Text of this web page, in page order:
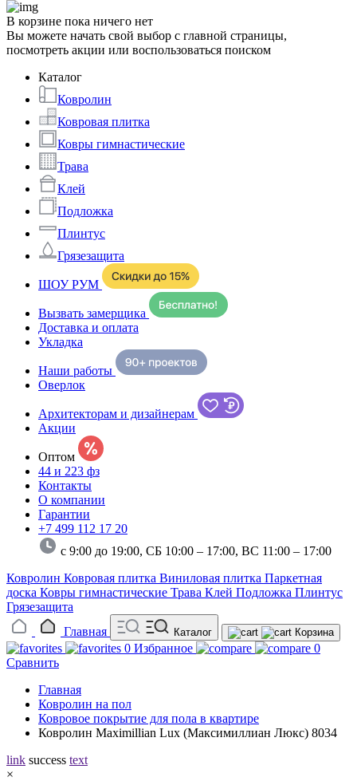
В корзине пока ничего нет
Вы можете начать свой выбор с главной страницы,
посмотреть акции или воспользоваться поиском
Каталог
Ковролин
Ковровая плитка
Ковры гимнастические
Трава
Клей
Подложка
Плинтус
Грязезащита
ШОУ РУМ
Вызвать замерщика
Доставка и оплата
Укладка
Наши работы
Оверлок
Архитекторам и дизайнерам
Акции
Оптом
44 и 223 фз
Контакты
О компании
Гарантии
+7 499 112 17 20
с 9:00 до 19:00, СБ 10:00 – 17:00, ВС 11:00 – 17:00
Ковролин Ковровая плитка Виниловая плитка Паркетная
доска Ковры гимнастические Трава Клей Подложка Плинтус
Грязезащита
Главная
Каталог Корзина
0 Избранное
0
Сравнить
Главная
Ковролин на пол
Ковровое покрытие для пола в квартире
Ковролин Maximillian Lux (Максимиллиан Люкс) 8034
link success text
×